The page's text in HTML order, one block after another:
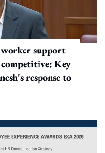
support
competitive: Key
response to